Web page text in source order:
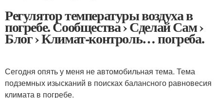
Регулятор температуры воздуха в
погребе. Сообщества › Сделай Сам ›
Блог › Климат-контроль… погреба.
Сегодня опять у меня не автомобильная тема. Тема
подземных изысканий в поисках балансного равновесия
климата в погребе.